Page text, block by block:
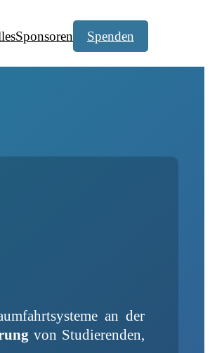
Sponsoren Spenden
an der
von Studierenden,